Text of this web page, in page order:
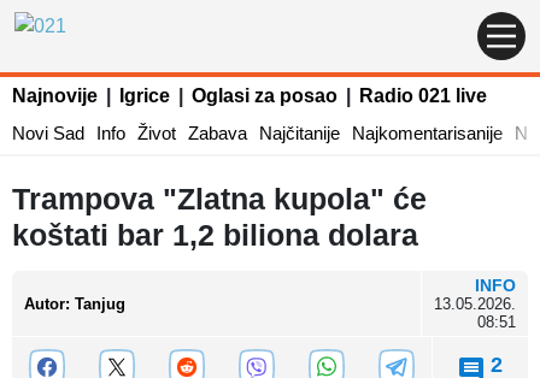
Najnovije Igrice Oglasi za posao
Radio 021 live
Novi Sad
Info Život Zabava Najčitanije Najkomentarisanije
Trampova "Zlatna kupola" će
koštati bar 1,2 biliona dolara
Autor: Tanjug
INFO
13.05.2026.
08:51
2